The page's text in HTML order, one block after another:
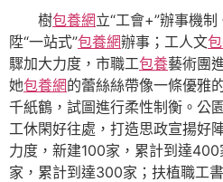
樹包養網立“工會+”辦事機
陞“一站式”包養網辦事；工人文
驟加大力度，市職工包養藝術團
她包養網的蕾絲絲帶像一條優雅
千紙鶴，試圖進行柔性制衡。公
工休閑好往處，打造思政宣揚好
力度，新建100家，累計到達400
家，累計到達300家；扶植職工